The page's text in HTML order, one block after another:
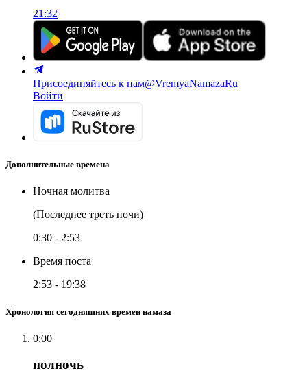
21:32
Присоединяйтесь к нам@VremyaNamazaRu
Войти
Дополнительные времена
Ночная молитва
(Последнее треть ночи)
0:30 - 2:53
Время поста
2:53 - 19:38
Хронология сегодняшних времен намаза
0:00
полночь